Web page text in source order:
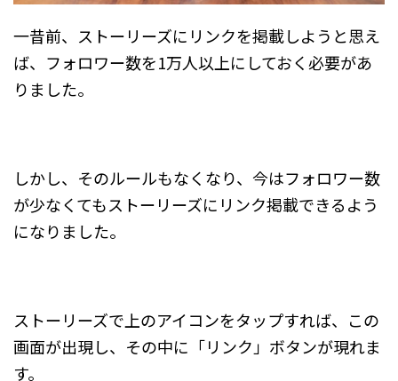
一昔前、ストーリーズにリンクを掲載しようと思え
ば、フォロワー数を1万人以上にしておく必要があ
りました。
しかし、そのルールもなくなり、今はフォロワー数
が少なくてもストーリーズにリンク掲載できるよう
になりました。
ストーリーズで上のアイコンをタップすれば、この
画面が出現し、その中に「リンク」ボタンが現れま
す。